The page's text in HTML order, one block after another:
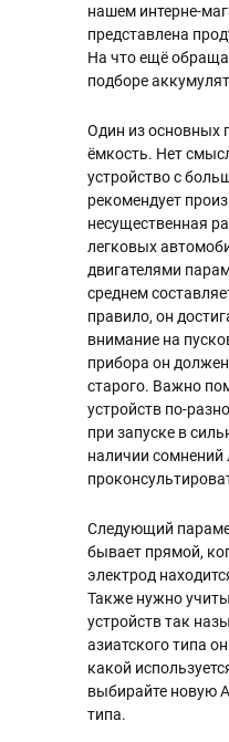
нашем интерне-
представлена
На что ещё
подборе
Один из основных
ёмкость. Нет
устройство с
рекомендует
несущественная
легковых
двигателями
среднем
правило, он
внимание на
прибора он
старого. Важно
устройств по-
при запуске в
наличии сомнений
Следующий
бывает прямой,
электрод
Также нужно
устройств так
азиатского типа
какой
выбирайте новую
типа.